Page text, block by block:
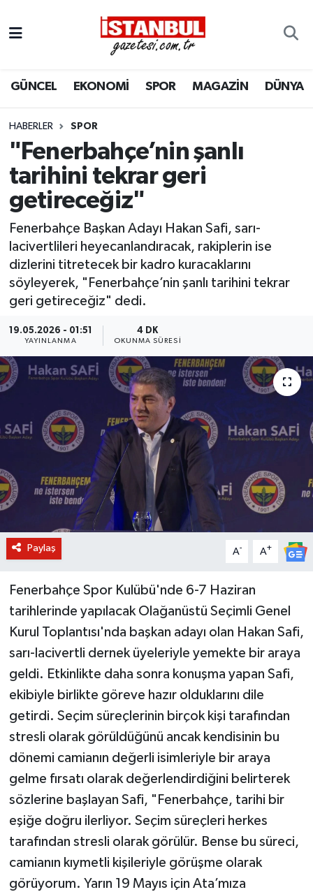
GÜNCEL EKONOMİ SPOR MAGAZİN DÜNYA
HABERLER SPOR
"Fenerbahçe’nin şanlı
tarihini tekrar geri
getireceğiz"
Fenerbahçe Başkan Adayı Hakan Safi, sarı-
lacivertlileri heyecanlandıracak, rakiplerin ise
dizlerini titretecek bir kadro kuracaklarını
söyleyerek, "Fenerbahçe’nin şanlı tarihini tekrar
geri getireceğiz" dedi.
19.05.2026 - 01:51
YAYINLANMA
4 DK
OKUNMA SÜRESI
Paylaş A- A+
Fenerbahçe Spor Kulübü'nde 6-7 Haziran
tarihlerinde yapılacak Olağanüstü Seçimli Genel
Kurul Toplantısı'nda başkan adayı olan Hakan Safi,
sarı-lacivertli dernek üyeleriyle yemekte bir araya
geldi. Etkinlikte daha sonra konuşma yapan Safi,
ekibiyle birlikte göreve hazır olduklarını dile
getirdi. Seçim süreçlerinin birçok kişi tarafından
stresli olarak görüldüğünü ancak kendisinin bu
dönemi camianın değerli isimleriyle bir araya
gelme fırsatı olarak değerlendirdiğini belirterek
sözlerine başlayan Safi, "Fenerbahçe, tarihi bir
eşiğe doğru ilerliyor. Seçim süreçleri herkes
tarafından stresli olarak görülür. Bense bu süreci,
camianın kıymetli kişileriyle görüşme olarak
görüyorum. Yarın 19 Mayıs için Ata’mıza
EKONOMİ
İSTANBUL
DÜNYA
SPOR
MAGAZİN
KÜLTÜR SANAT
SAĞLIK
BİLİM VE TEKNOLOJİ
OTOMOBİL
KURUMSAL
Nöbetçi Eczaneler
Hava Durumu
Trafik Durumu
Süper Lig Puan Durumu ve Fikstür
Tüm Manşetler
Son Dakika Haberleri
Haber Arşivi